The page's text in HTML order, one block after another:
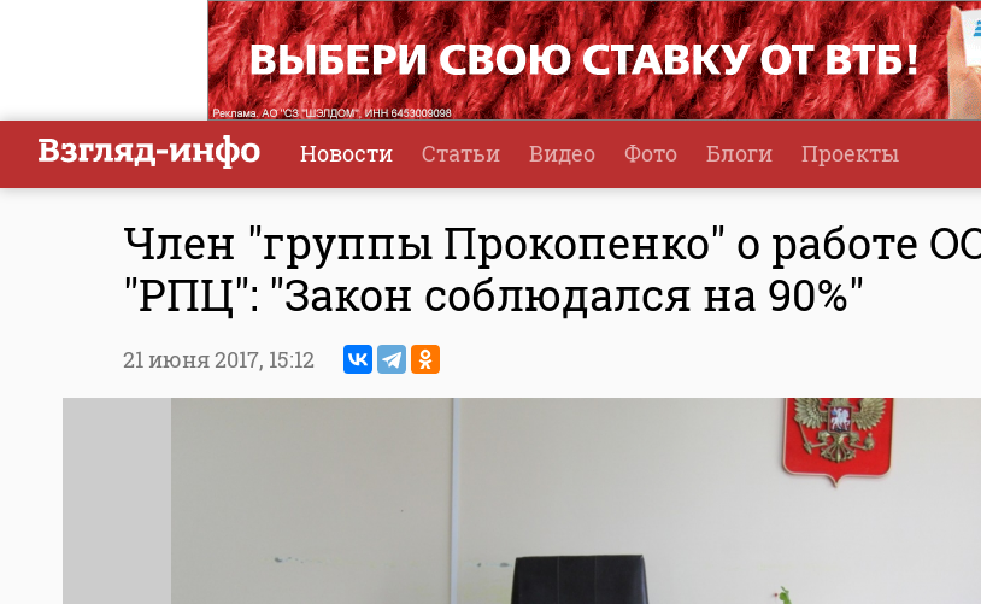
Новости Статьи Видео Фото Блоги Проекты
Член "группы Прокопенко" о работе
"РПЦ": "Закон соблюдался на 90%"
21 июня 2017, 15:12